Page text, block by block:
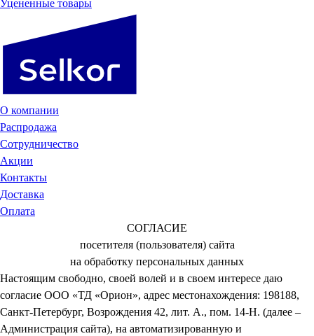
Уцененные товары
О компании
Распродажа
Сотрудничество
Акции
Контакты
Доставка
Оплата
СОГЛАСИЕ
посетителя (пользователя) сайта
на обработку персональных данных
Настоящим свободно, своей волей и в своем интересе даю
согласие ООО «ТД «Орион», адрес местонахождения: 198188,
Санкт-Петербург, Возрождения 42, лит. А., пом. 14-Н. (далее –
Администрация сайта), на автоматизированную и